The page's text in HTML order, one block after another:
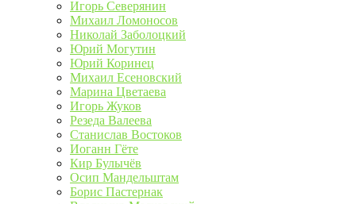
Игорь Северянин
Михаил Ломоносов
Николай Заболоцкий
Юрий Могутин
Юрий Коринец
Михаил Есеновский
Марина Цветаева
Игорь Жуков
Резеда Валеева
Станислав Востоков
Иоганн Гёте
Кир Булычёв
Осип Мандельштам
Борис Пастернак